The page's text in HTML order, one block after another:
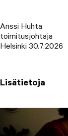
Anssi Huhta
toimitusjohtaja
Helsinki 30.7.2026
Lisätietoja